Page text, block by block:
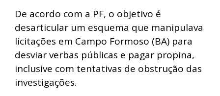
De acordo com a PF, o objetivo é
desarticular um esquema que manipulava
licitações em Campo Formoso (BA) para
desviar verbas públicas e pagar propina,
inclusive com tentativas de obstrução das
investigações.